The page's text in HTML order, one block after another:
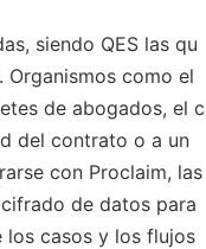
siendo QES las qu
como el
de abogados, el c
del contrato o a un
con Proclaim, las
de datos para
los casos y los flujos